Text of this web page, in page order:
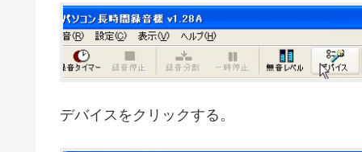
デバイスをクリックする。